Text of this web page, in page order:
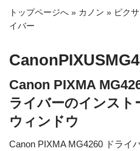
ン
ツ
ス
キ
ッ
プ
トップページへ » カノン » ピク
イバー
Canon PIXMA
ライバーのインスト
ウィンドウ
Canon PIXMA MG4260 ドライ